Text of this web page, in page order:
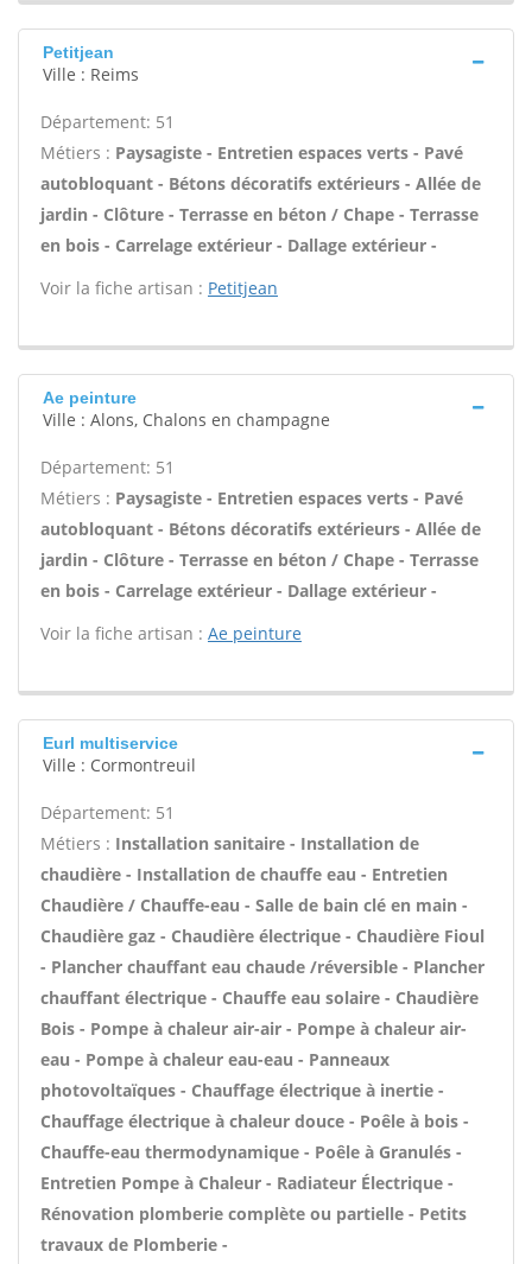
Petitjean
Ville : Reims
Département: 51
Métiers : Paysagiste - Entretien espaces verts - Pavé
autobloquant - Bétons décoratifs extérieurs - Allée de
jardin - Clôture - Terrasse en béton / Chape - Terrasse
en bois - Carrelage extérieur - Dallage extérieur -
Voir la fiche artisan : Petitjean
Ae peinture
Ville : Alons, Chalons en champagne
Département: 51
Métiers : Paysagiste - Entretien espaces verts - Pavé
autobloquant - Bétons décoratifs extérieurs - Allée de
jardin - Clôture - Terrasse en béton / Chape - Terrasse
en bois - Carrelage extérieur - Dallage extérieur -
Voir la fiche artisan : Ae peinture
Eurl multiservice
Ville : Cormontreuil
Département: 51
Métiers : Installation sanitaire - Installation de
chaudière - Installation de chauffe eau - Entretien
Chaudière / Chauffe-eau - Salle de bain clé en main -
Chaudière gaz - Chaudière électrique - Chaudière Fioul
- Plancher chauffant eau chaude /réversible - Plancher
chauffant électrique - Chauffe eau solaire - Chaudière
Bois - Pompe à chaleur air-air - Pompe à chaleur air-
eau - Pompe à chaleur eau-eau - Panneaux
photovoltaïques - Chauffage électrique à inertie -
Chauffage électrique à chaleur douce - Poêle à bois -
Chauffe-eau thermodynamique - Poêle à Granulés -
Entretien Pompe à Chaleur - Radiateur Électrique -
Rénovation plomberie complète ou partielle - Petits
travaux de Plomberie -